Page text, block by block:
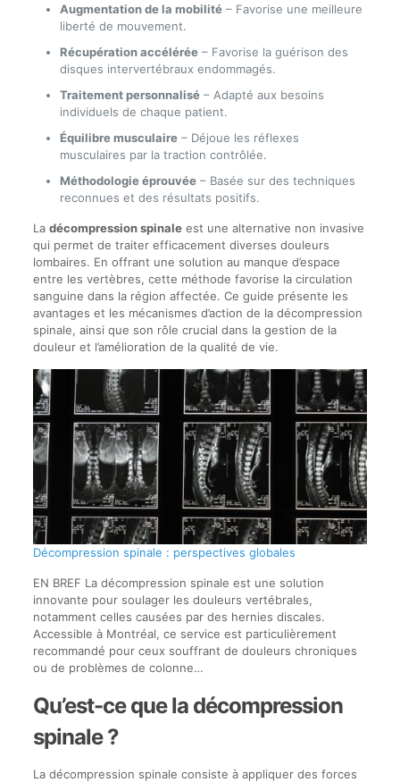
Augmentation de la mobilité– Favorise une meilleure
liberté de mouvement.
Récupération accélérée– Favorise la guérison des
disques intervertébraux endommagés.
Traitement personnalisé– Adapté aux besoins
individuels de chaque patient.
Équilibre musculaire– Déjoue les réflexes
musculaires par la traction contrôlée.
Méthodologie éprouvée– Basée sur des techniques
reconnues et des résultats positifs.
La décompression spinaleest une alternative non invasive
qui permet de traiter efficacement diverses douleurs
lombaires. En offrant une solution au manque d’espace
entre les vertèbres, cette méthode favorise la circulation
sanguine dans la région affectée. Ce guide présente les
avantages et les mécanismes d’action de la décompression
spinale, ainsi que son rôle crucial dans la gestion de la
douleur et l’amélioration de la qualité de vie.
Décompression spinale : perspectives globales
EN BREF La décompression spinale est une solution
innovante pour soulager les douleurs vertébrales,
notamment celles causées par des hernies discales.
Accessible à Montréal, ce service est particulièrement
recommandé pour ceux souffrant de douleurs chroniques
ou de problèmes de colonne…
Qu’est-ce que la décompression
spinale ?
La décompression spinale consiste à appliquer des forces